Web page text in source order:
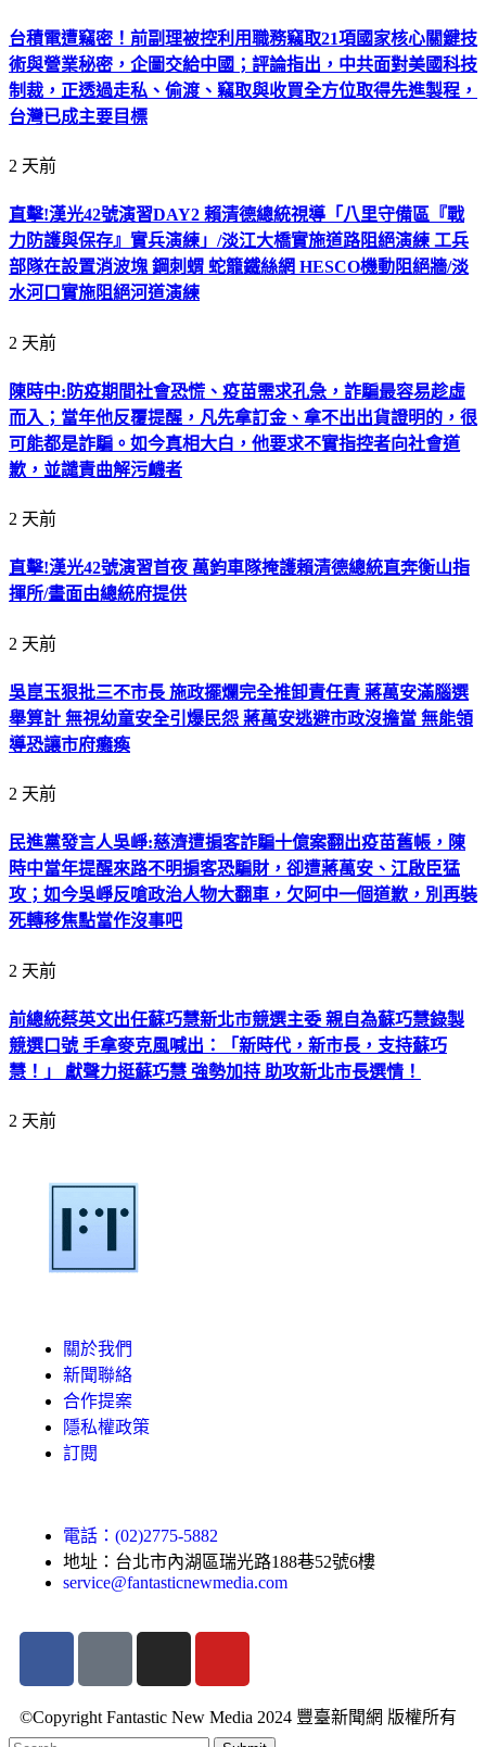
台積電遭竊密！前副理被控利用職務竊取21項國家核心關鍵技
術與營業秘密，企圖交給中國；評論指出，中共面對美國科技
制裁，正透過走私、偷渡、竊取與收買全方位取得先進製程，
台灣已成主要目標
2 天前
直擊!漢光42號演習DAY2 賴清德總統視導「八里守備區『戰
力防護與保存』實兵演練」/淡江大橋實施道路阻絕演練 工兵
部隊在設置消波塊 鋼刺蝟 蛇籠鐵絲網 HESCO機動阻絕牆/淡
水河口實施阻絕河道演練
2 天前
陳時中:防疫期間社會恐慌、疫苗需求孔急，詐騙最容易趁虛
而入；當年他反覆提醒，凡先拿訂金、拿不出出貨證明的，很
可能都是詐騙。如今真相大白，他要求不實指控者向社會道
歉，並譴責曲解污衊者
2 天前
直擊!漢光42號演習首夜 萬鈞車隊掩護賴清德總統直奔衡山指
揮所/畫面由總統府提供
2 天前
吳崑玉狠批三不市長 施政擺爛完全推卸責任責 蔣萬安滿腦選
舉算計 無視幼童安全引爆民怨 蔣萬安逃避市政沒擔當 無能領
導恐讓市府癱瘓
2 天前
民進黨發言人吳崢:慈濟遭掮客詐騙十億案翻出疫苗舊帳，陳
時中當年提醒來路不明掮客恐騙財，卻遭蔣萬安、江啟臣猛
攻；如今吳崢反嗆政治人物大翻車，欠阿中一個道歉，別再裝
死轉移焦點當作沒事吧
2 天前
前總統蔡英文出任蘇巧慧新北市競選主委 親自為蘇巧慧錄製
競選口號 手拿麥克風喊出：「新時代，新市長，支持蘇巧
慧！」 獻聲力挺蘇巧慧 強勢加持 助攻新北市長選情！
2 天前
關於我們
新聞聯絡
合作提案
隱私權政策
訂閱
電話：(02)2775-5882
地址：台北市內湖區瑞光路188巷52號6樓
service@fantasticnewmedia.com
©Copyright Fantastic New Media 2024 豐臺新聞網 版權所有